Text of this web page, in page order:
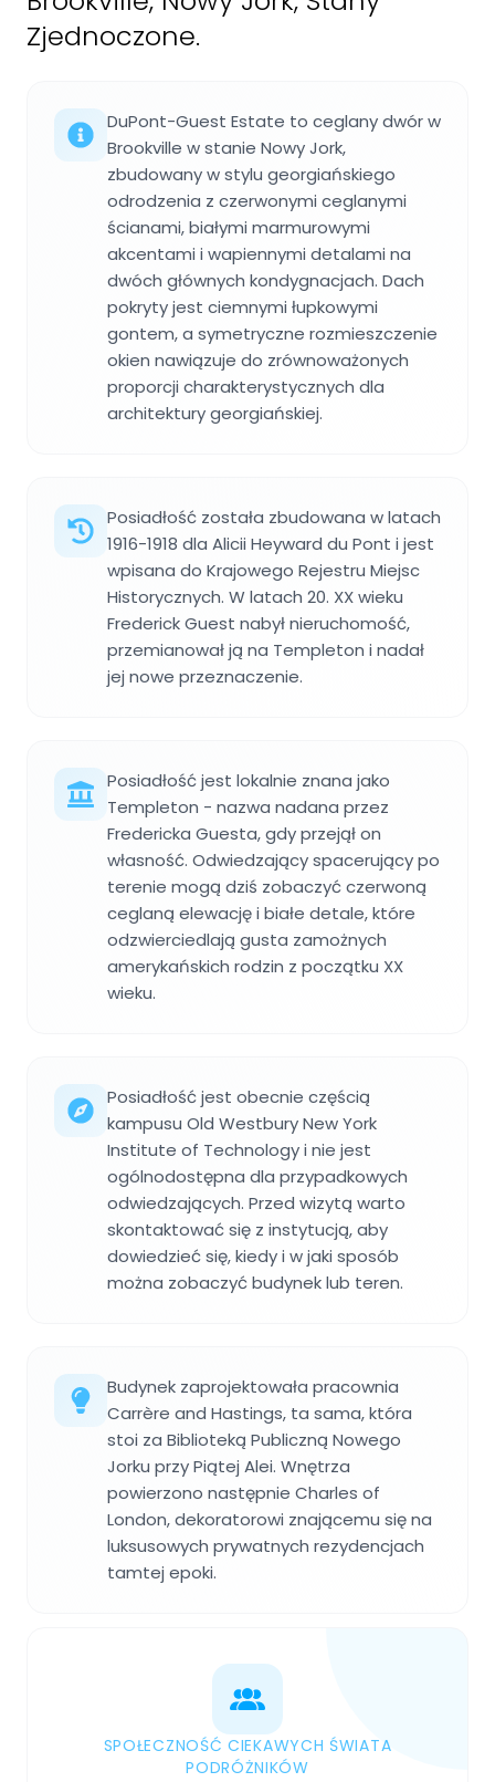
Zjednoczone.
DuPont-Guest Estate to ceglany dwór w
Brookville w stanie Nowy Jork,
zbudowany w stylu georgiańskiego
odrodzenia z czerwonymi ceglanymi
ścianami, białymi marmurowymi
akcentami i wapiennymi detalami na
dwóch głównych kondygnacjach. Dach
pokryty jest ciemnymi łupkowymi
gontem, a symetryczne rozmieszczenie
okien nawiązuje do zrównoważonych
proporcji charakterystycznych dla
architektury georgiańskiej.
Posiadłość została zbudowana w latach
1916-1918 dla Alicii Heyward du Pont i jest
wpisana do Krajowego Rejestru Miejsc
Historycznych. W latach 20. XX wieku
Frederick Guest nabył nieruchomość,
przemianował ją na Templeton i nadał
jej nowe przeznaczenie.
Posiadłość jest lokalnie znana jako
Templeton - nazwa nadana przez
Fredericka Guesta, gdy przejął on
własność. Odwiedzający spacerujący po
terenie mogą dziś zobaczyć czerwoną
ceglaną elewację i białe detale, które
odzwierciedlają gusta zamożnych
amerykańskich rodzin z początku XX
wieku.
Posiadłość jest obecnie częścią
kampusu Old Westbury New York
Institute of Technology i nie jest
ogólnodostępna dla przypadkowych
odwiedzających. Przed wizytą warto
skontaktować się z instytucją, aby
dowiedzieć się, kiedy i w jaki sposób
można zobaczyć budynek lub teren.
Budynek zaprojektowała pracownia
Carrère and Hastings, ta sama, która
stoi za Biblioteką Publiczną Nowego
Jorku przy Piątej Alei. Wnętrza
powierzono następnie Charles of
London, dekoratorowi znającemu się na
luksusowych prywatnych rezydencjach
tamtej epoki.
SPOŁECZNOŚĆ CIEKAWYCH ŚWIATA
PODRÓŻNIKÓW